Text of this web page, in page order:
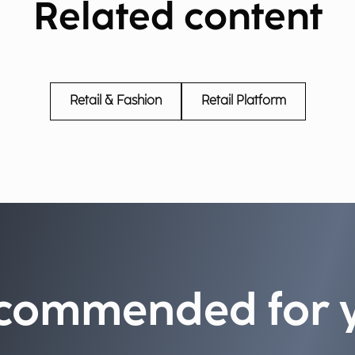
Related content
Retail & Fashion Retail Platform
for